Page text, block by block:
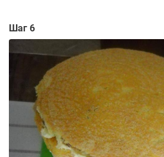
Шаг 6